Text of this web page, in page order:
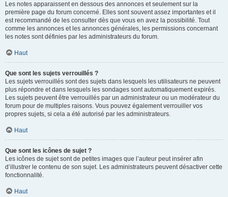
Les notes apparaissent en dessous des annonces et seulement sur la
première page du forum concerné. Elles sont souvent assez importantes et il
est recommandé de les consulter dès que vous en avez la possibilité. Tout
comme les annonces et les annonces générales, les permissions concernant
les notes sont définies par les administrateurs du forum.
Haut
Que sont les sujets verrouillés ?
Les sujets verrouillés sont des sujets dans lesquels les utilisateurs ne peuvent
plus répondre et dans lesquels les sondages sont automatiquement expirés.
Les sujets peuvent être verrouillés par un administrateur ou un modérateur du
forum pour de multiples raisons. Vous pouvez également verrouiller vos
propres sujets, si cela a été autorisé par les administrateurs.
Haut
Que sont les icônes de sujet ?
Les icônes de sujet sont de petites images que l’auteur peut insérer afin
d’illustrer le contenu de son sujet. Les administrateurs peuvent désactiver cette
fonctionnalité.
Haut